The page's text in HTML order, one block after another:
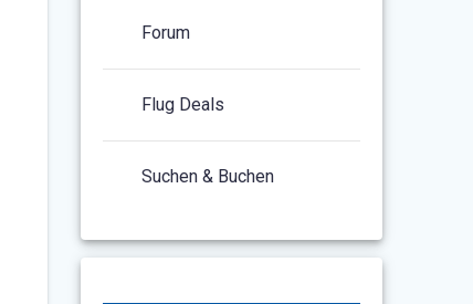
Forum
Flug Deals
Suchen & Buchen